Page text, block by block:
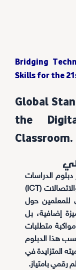
Bridging
Skills for the
Global
the
Classroom.
دبلوم الدراسات
العليا في تدريس تكنولوجيا المعلومات والاتصالات (ICT)
للمعلمين حول
إضافية، بل
متطلبات
هذا الدبلوم
المتزايدة في
رقمي بامتياز.